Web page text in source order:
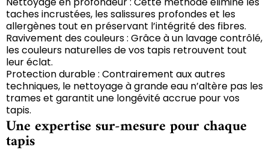
taches incrustées, les salissures profondes et les
allergènes tout en préservant l’intégrité des fibres.
Ravivement des couleurs : Grâce à un lavage contrôlé,
les couleurs naturelles de vos tapis retrouvent tout
leur éclat.
Protection durable : Contrairement aux autres
techniques, le nettoyage à grande eau n’altère pas les
trames et garantit une longévité accrue pour vos
tapis.
Une expertise sur-mesure pour chaque
tapis